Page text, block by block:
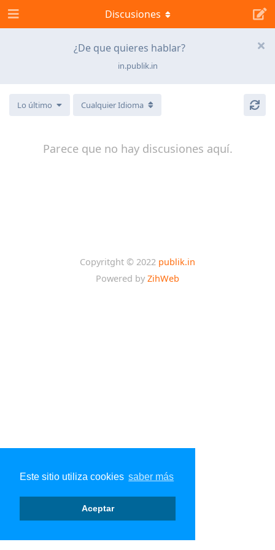
Este sitio utiliza cookies saber más
Aceptar
¿De que quieres hablar?
in.publik.in
Discusiones
Lo último Cualquier Idioma
Parece que no hay discusiones aquí.
Copyritght © 2022 publik.in
Powered by ZihWeb